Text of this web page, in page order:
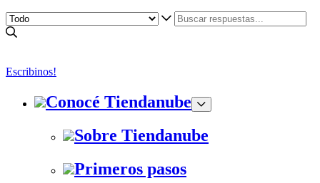
Escribinos!
Conocé Tiendanube
Sobre Tiendanube
Primeros pasos